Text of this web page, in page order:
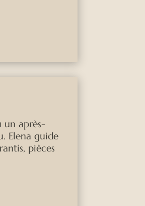
un après-
Elena guide
pièces